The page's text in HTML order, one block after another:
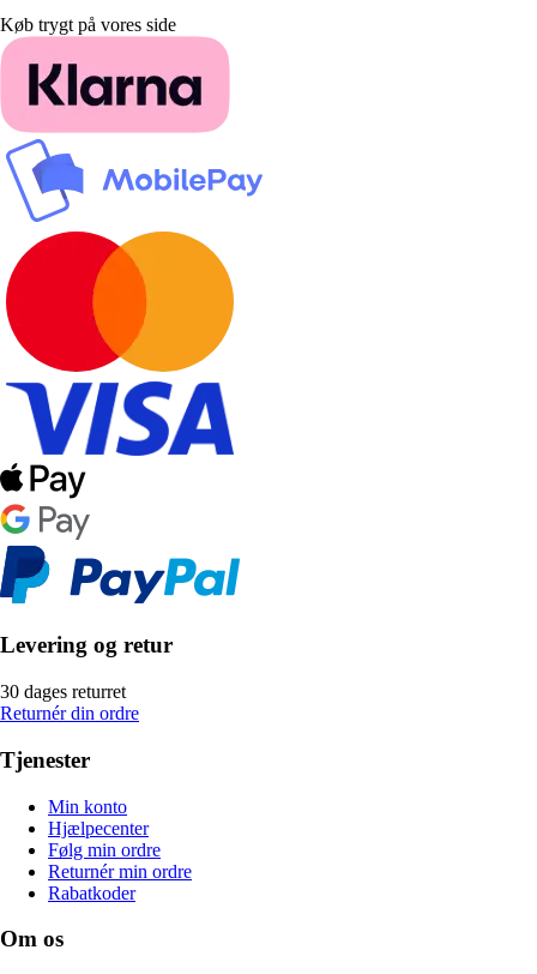
Køb trygt på vores side
Levering og retur
30 dages returret
Returnér din ordre
Tjenester
Min konto
Hjælpecenter
Følg min ordre
Returnér min ordre
Rabatkoder
Om os